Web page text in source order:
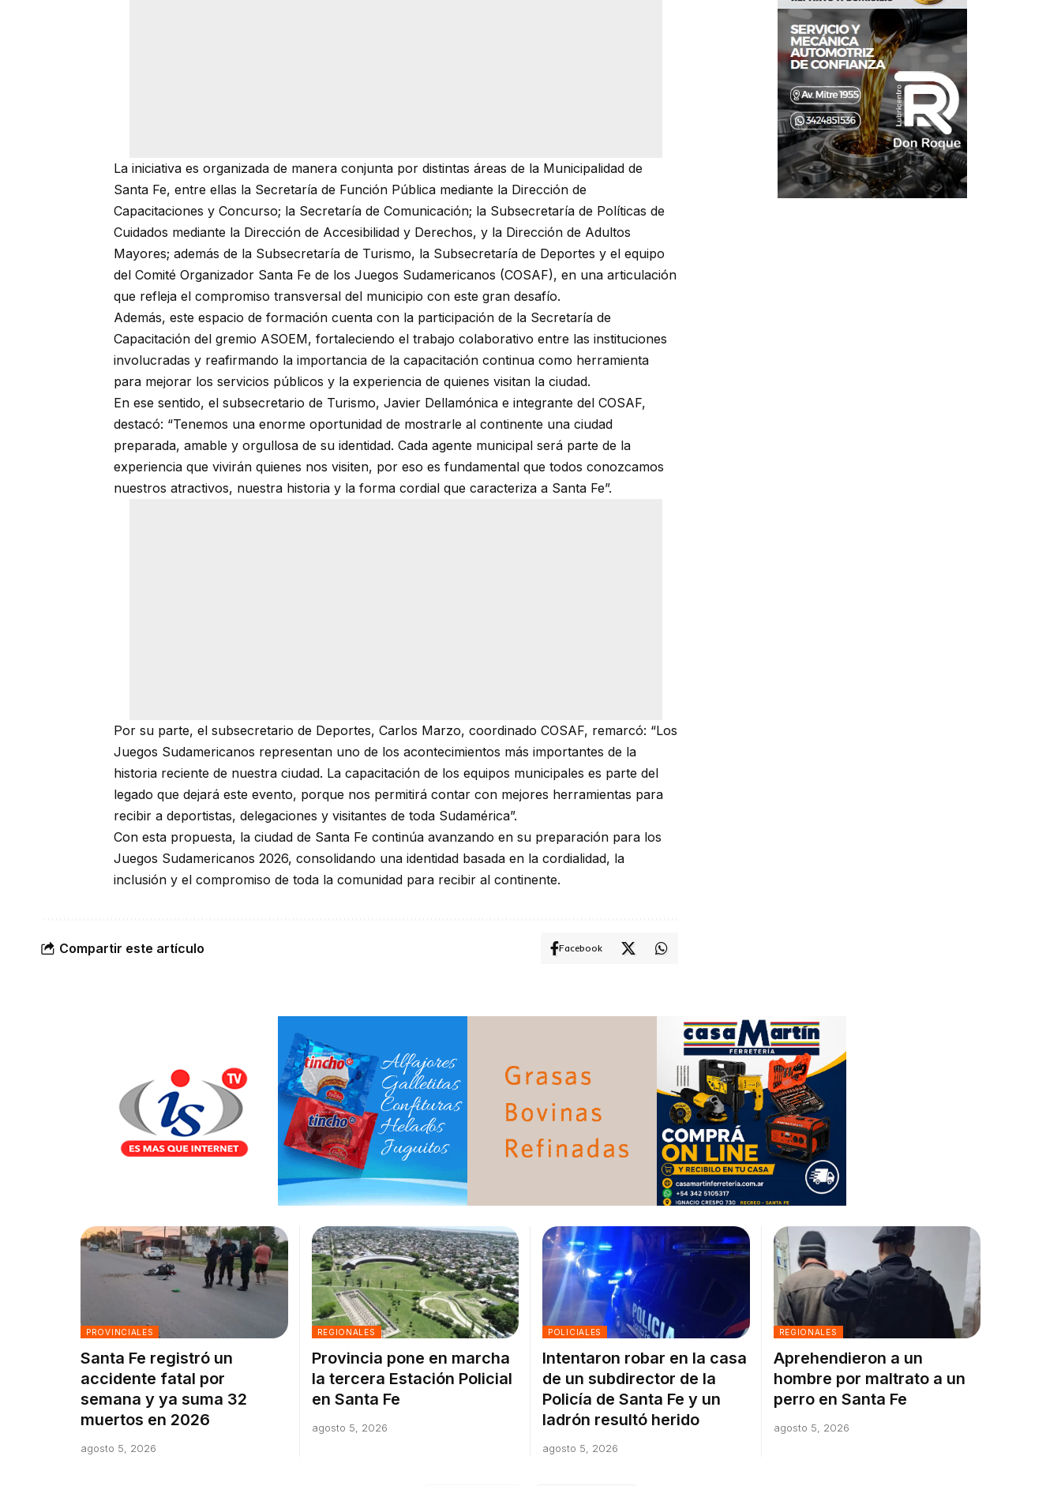
La iniciativa es organizada de manera conjunta por distintas áreas de la Municipalidad de
Santa Fe, entre ellas la Secretaría de Función Pública mediante la Dirección de
Capacitaciones y Concurso; la Secretaría de Comunicación; la Subsecretaría de Políticas de
Cuidados mediante la Dirección de Accesibilidad y Derechos, y la Dirección de Adultos
Mayores; además de la Subsecretaría de Turismo, la Subsecretaría de Deportes y el equipo
del Comité Organizador Santa Fe de los Juegos Sudamericanos (COSAF), en una articulación
que refleja el compromiso transversal del municipio con este gran desafío.
Además, este espacio de formación cuenta con la participación de la Secretaría de
Capacitación del gremio ASOEM, fortaleciendo el trabajo colaborativo entre las instituciones
involucradas y reafirmando la importancia de la capacitación continua como herramienta
para mejorar los servicios públicos y la experiencia de quienes visitan la ciudad.
En ese sentido, el subsecretario de Turismo, Javier Dellamónica e integrante del COSAF,
destacó: “Tenemos una enorme oportunidad de mostrarle al continente una ciudad
preparada, amable y orgullosa de su identidad. Cada agente municipal será parte de la
experiencia que vivirán quienes nos visiten, por eso es fundamental que todos conozcamos
nuestros atractivos, nuestra historia y la forma cordial que caracteriza a Santa Fe”.
Por su parte, el subsecretario de Deportes, Carlos Marzo, coordinado COSAF, remarcó: “Los
Juegos Sudamericanos representan uno de los acontecimientos más importantes de la
historia reciente de nuestra ciudad. La capacitación de los equipos municipales es parte del
legado que dejará este evento, porque nos permitirá contar con mejores herramientas para
recibir a deportistas, delegaciones y visitantes de toda Sudamérica”.
Con esta propuesta, la ciudad de Santa Fe continúa avanzando en su preparación para los
Juegos Sudamericanos 2026, consolidando una identidad basada en la cordialidad, la
inclusión y el compromiso de toda la comunidad para recibir al continente.
Compartir este artículo Facebook
PROVINCIALES
Santa Fe registró un
accidente fatal por
semana y ya suma 32
muertos en 2026
agosto 5, 2026
REGIONALES
Provincia pone en marcha
la tercera Estación Policial
en Santa Fe
agosto 5, 2026
POLICIALES
Intentaron robar en la casa
de un subdirector de la
Policía de Santa Fe y un
ladrón resultó herido
agosto 5, 2026
REGIONALES
Aprehendieron a un
hombre por maltrato a un
perro en Santa Fe
agosto 5, 2026